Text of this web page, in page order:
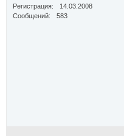
Регистрация
14.03.2008
Сообщений
583